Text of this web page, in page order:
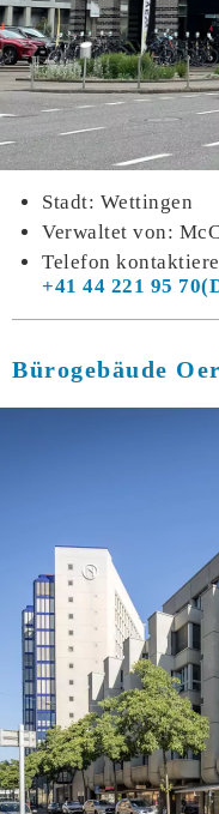
Stadt: Wettingen
Verwaltet von:
Telefon
+41 44 221 95 70
Bürogebäude